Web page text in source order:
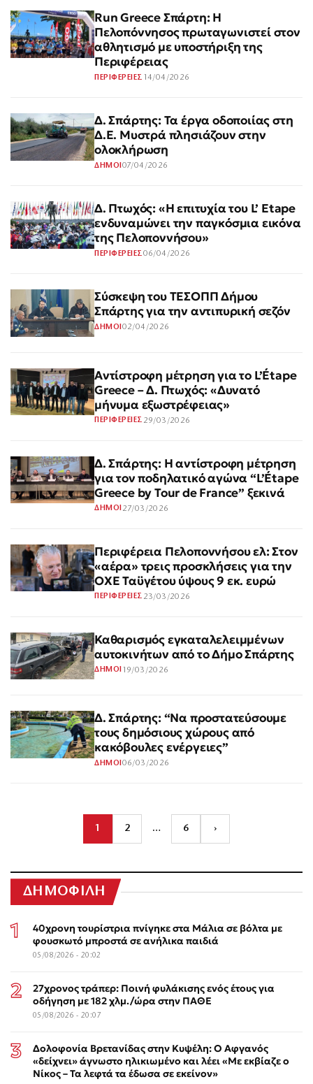
Run Greece Σπάρτη: Η
Πελοπόννησος πρωταγωνιστεί στον
αθλητισμό με υποστήριξη της
Περιφέρειας
ΠΕΡΙΦΕΡΕΙΕΣ 14/04/2026
Δ. Σπάρτης: Τα έργα οδοποιίας στη
Δ.Ε. Μυστρά πλησιάζουν στην
ολοκλήρωση
ΔΗΜΟΙ 07/04/2026
Δ. Πτωχός: «Η επιτυχία του L’ Etape
ενδυναμώνει την παγκόσμια εικόνα
της Πελοποννήσου»
ΠΕΡΙΦΕΡΕΙΕΣ06/04/2026
Σύσκεψη του ΤΕΣΟΠΠ Δήμου
Σπάρτης για την αντιπυρική σεζόν
ΔΗΜΟΙ 02/04/2026
Αντίστροφη μέτρηση για το L’Étape
Greece – Δ. Πτωχός: «Δυνατό
μήνυμα εξωστρέφειας»
ΠΕΡΙΦΕΡΕΙΕΣ 29/03/2026
Δ. Σπάρτης: Η αντίστροφη μέτρηση
για τον ποδηλατικό αγώνα “L’Étape
Greece by Tour de France” ξεκινά
ΔΗΜΟΙ 27/03/2026
Περιφέρεια Πελοποννήσου ελ: Στον
«αέρα» τρεις προσκλήσεις για την
ΟΧΕ Ταϋγέτου ύψους 9 εκ. ευρώ
ΠΕΡΙΦΕΡΕΙΕΣ 23/03/2026
Καθαρισμός εγκαταλελειμμένων
αυτοκινήτων από το Δήμο Σπάρτης
ΔΗΜΟΙ 19/03/2026
Δ. Σπάρτης: “Να προστατεύσουμε
τους δημόσιους χώρους από
κακόβουλες ενέργειες”
ΔΗΜΟΙ 06/03/2026
1 2 … 6 ›
ΔΗΜΟΦΙΛΗ
40χρονη τουρίστρια πνίγηκε στα Μάλια σε βόλτα με
φουσκωτό μπροστά σε ανήλικα παιδιά
05/08/2026 - 20:02
27χρονος τράπερ: Ποινή φυλάκισης ενός έτους για
οδήγηση με 182 χλμ./ώρα στην ΠΑΘΕ
05/08/2026 - 20:07
Δολοφονία Βρετανίδας στην Κυψέλη: Ο Αφγανός
«δείχνει» άγνωστο ηλικιωμένο και λέει «Με εκβίαζε ο
Νίκος – Τα λεφτά τα έδωσα σε εκείνον»